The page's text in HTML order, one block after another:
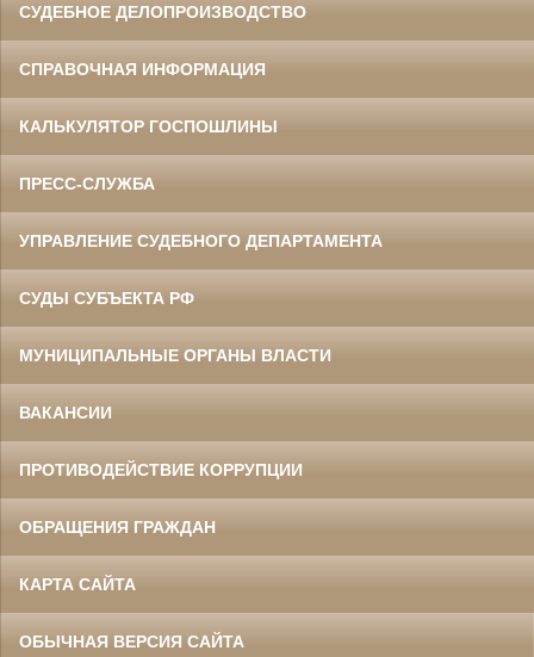
СУДЕБНОЕ ДЕЛОПРОИЗВОДСТВО
СПРАВОЧНАЯ ИНФОРМАЦИЯ
КАЛЬКУЛЯТОР ГОСПОШЛИНЫ
ПРЕСС-СЛУЖБА
УПРАВЛЕНИЕ СУДЕБНОГО ДЕПАРТАМЕНТА
СУДЫ СУБЪЕКТА РФ
МУНИЦИПАЛЬНЫЕ ОРГАНЫ ВЛАСТИ
ВАКАНСИИ
ПРОТИВОДЕЙСТВИЕ КОРРУПЦИИ
ОБРАЩЕНИЯ ГРАЖДАН
КАРТА САЙТА
ОБЫЧНАЯ ВЕРСИЯ САЙТА